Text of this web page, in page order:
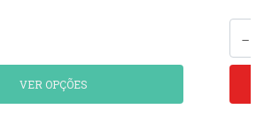
VER OPÇÕES
-